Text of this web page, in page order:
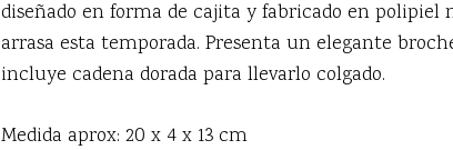
diseñado en forma de cajita y fabricado en polipiel
arrasa esta temporada. Presenta un elegante
incluye cadena dorada para llevarlo colgado.
Medida aprox: 20 x 4 x 13 cm